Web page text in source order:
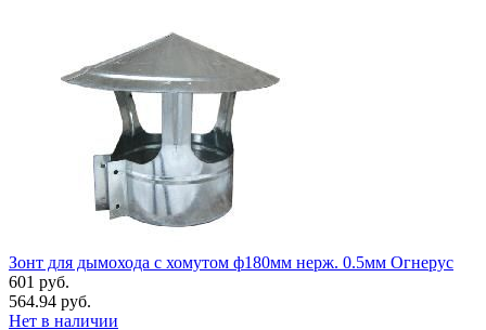
Зонт для дымохода с хомутом ф180мм нерж. 0.5мм Огнерус
601 руб.
564.94 руб.
Нет в наличии